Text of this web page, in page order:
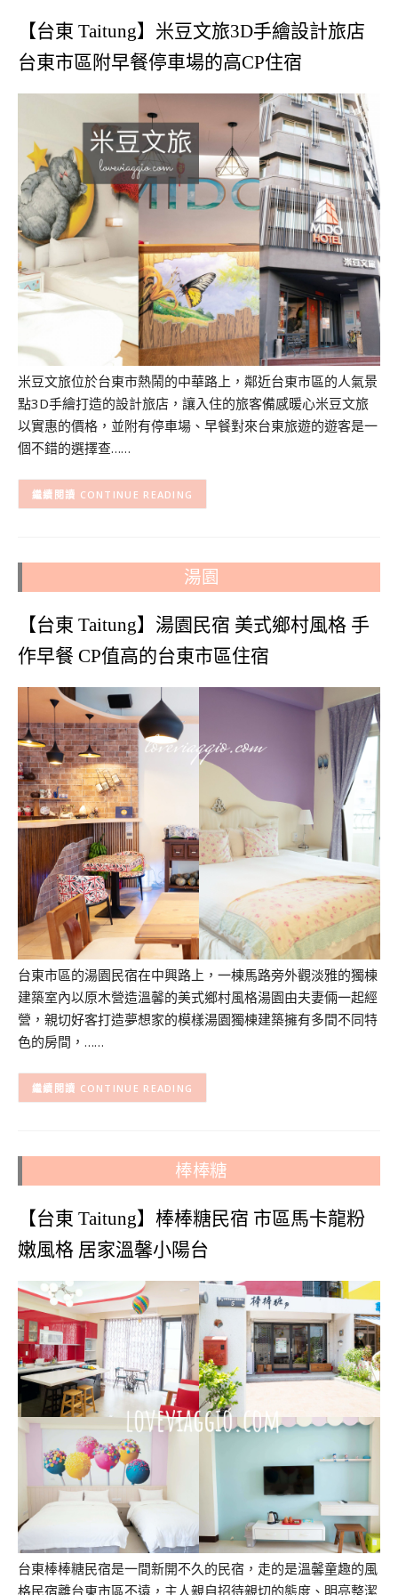
【台東 Taitung】米豆文旅3D手繪設計旅店
台東市區附早餐停車場的高CP住宿
米豆文旅位於台東市熱鬧的中華路上，鄰近台東市區的人氣景
點3D手繪打造的設計旅店，讓入住的旅客備感暖心米豆文旅
以實惠的價格，並附有停車場、早餐對來台東旅遊的遊客是一
個不錯的選擇查……
CONTINUE READING
湯園
【台東 Taitung】湯園民宿 美式鄉村風格 手
作早餐 CP值高的台東市區住宿
台東市區的湯園民宿在中興路上，一棟馬路旁外觀淡雅的獨棟
建築室內以原木營造溫馨的美式鄉村風格湯園由夫妻倆一起經
營，親切好客打造夢想家的模樣湯園獨棟建築擁有多間不同特
色的房間，……
CONTINUE READING
棒棒糖
【台東 Taitung】棒棒糖民宿 市區馬卡龍粉
嫩風格 居家溫馨小陽台
台東棒棒糖民宿是一間新開不久的民宿，走的是溫馨童趣的風
格民宿離台東市區不遠，主人親自招待親切的態度、明亮整潔